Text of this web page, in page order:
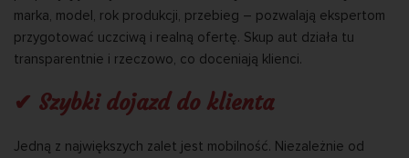
marka, model, rok produkcji, przebieg – pozwalają ekspertom
przygotować uczciwą i realną ofertę. Skup aut działa tu
transparentnie i rzeczowo, co doceniają klienci.
✔ Szybki dojazd do klienta
Jedną z największych zalet jest mobilność. Niezależnie od